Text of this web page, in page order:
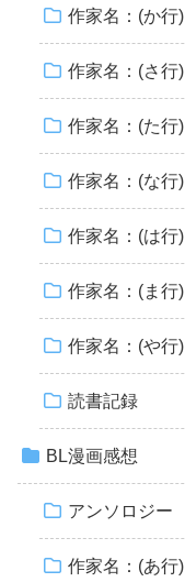
作家名：(か行)
作家名：(さ行)
作家名：(た行)
作家名：(な行)
作家名：(は行)
作家名：(ま行)
作家名：(や行)
読書記録
BL漫画感想
アンソロジー
作家名：(あ行)